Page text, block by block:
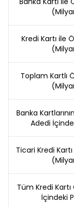
Kredi Kartı ile
Toplam Kartlı
Banka
Adedi
Ticari Kredi
Tüm Kredi
İçindeki